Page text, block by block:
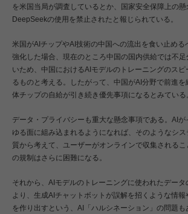
を米国当局が調査しているとか、国家安全保障上の
DeepSeekの使用を禁止されたと報じられている。
米国がAIチップやAI技術の中国への流出を食い止める
強化した場合、現在のところ中国の国内供給では不
いため、中国におけるAIモデルのトレーニングのスピ
るものと考える。したがって、中国がAI分野で前進
体チップの自給が引き続き優先事項になるとみている
データ・プライバシーも重大な懸念事項である。AIが
ゆる面に組み込まれるようになれば、そのようなシ
質から考えて、ユーザーがオンラインで収集される
の規制はさらに困難になる。
それから、AIモデルのトレーニングに使われたデー
より、生成AIチャットボットが誤解を招くような情
を作り出すという、AI「ハルシネーション」の問題も